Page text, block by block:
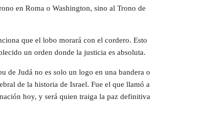
en Roma o Washington, sino al Trono de
que el lobo morará con el cordero. Esto
un orden donde la justicia es absoluta.
de Judá no es solo un logo en una bandera o
de la historia de Israel. Fue el que llamó a
hoy, y será quien traiga la paz definitiva